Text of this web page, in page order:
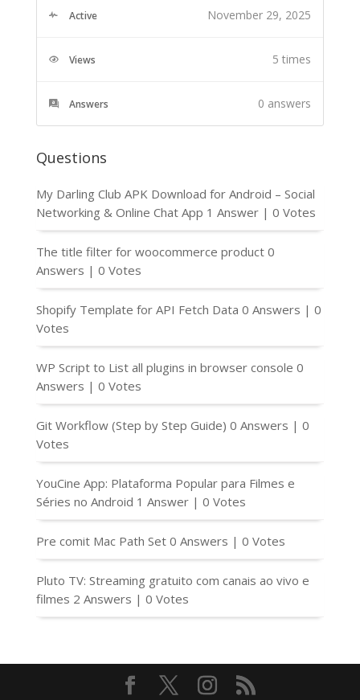
Active November 29, 2025
Views 5 times
Answers 0 answers
Questions
My Darling Club APK Download for Android – Social
Networking & Online Chat App 1 Answer | 0 Votes
The title filter for woocommerce product 0
Answers | 0 Votes
Shopify Template for API Fetch Data 0 Answers | 0
Votes
WP Script to List all plugins in browser console 0
Answers | 0 Votes
Git Workflow (Step by Step Guide) 0 Answers | 0
Votes
YouCine App: Plataforma Popular para Filmes e
Séries no Android 1 Answer | 0 Votes
Pre comit Mac Path Set 0 Answers | 0 Votes
Pluto TV: Streaming gratuito com canais ao vivo e
filmes 2 Answers | 0 Votes